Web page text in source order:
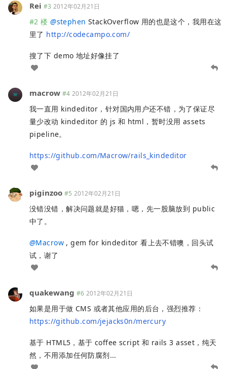
Rei #3 2012年02月21日
#2 楼 @stephen StackOverflow 用的也是这个，我用在这
里了 http://codecampo.com/
搜了下 demo 地址好像挂了
macrow #4 2012年02月21日
我一直用 kindeditor，针对国内用户还不错，为了保证尽
量少改动 kindeditor 的 js 和 html，暂时没用 assets
pipeline。
https://github.com/Macrow/rails_kindeditor
piginzoo #5 2012年02月21日
没错没错，解决问题就是好猫，嗯，先一股脑放到 public
中了。
@Macrow, gem for kindeditor 看上去不错噢，回头试
试，谢了
quakewang #6 2012年02月21日
如果是用于做 CMS 或者其他应用的后台，强烈推荐：
https://github.com/jejacks0n/mercury
基于 HTML5，基于 coffee script 和 rails 3 asset，纯天
然，不用添加任何防腐剂...